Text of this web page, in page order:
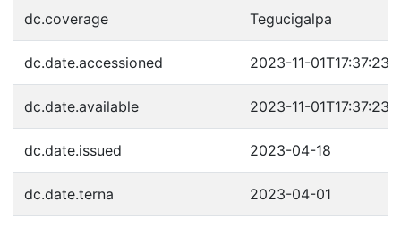
dc.coverage Tegucigalpa
dc.date.accessioned 2023-11-01T17:37:23Z
dc.date.available 2023-11-01T17:37:23Z
dc.date.issued 2023-04-18
dc.date.terna 2023-04-01